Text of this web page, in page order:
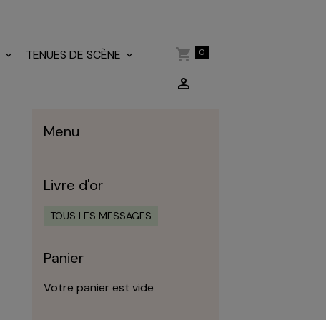
TENUES DE SCÈNE
0
Menu
Livre d'or
TOUS LES MESSAGES
Panier
Votre panier est vide